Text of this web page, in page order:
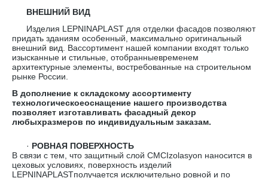
ВНЕШНИЙ ВИД
Изделия LEPNINAPLAST для отделки фасадов позволяют
придать зданиям особенный, максимально оригинальный
внешний вид. Вассортимент нашей компании входят только
изысканные и стильные, отобранныевременем
архитектурные элементы, востребованные на строительном
рынке России.
В дополнение к складскому ассортименту
технологическоеоснащение нашего производства
позволяет изготавливать фасадный декор
любыхразмеров по индивидуальным заказам.
· РОВНАЯ ПОВЕРХНОСТЬ
В связи с тем, что защитный слой CMCIzolasyon наносится в
цеховых условиях, поверхность изделий
LEPNINAPLASTполучается исключительно ровной и по